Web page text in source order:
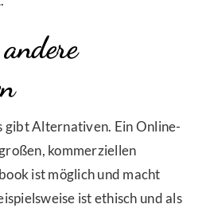
gibt Alternativen. Ein Online-
kommerziellen
ist möglich und macht
ist ethisch und als